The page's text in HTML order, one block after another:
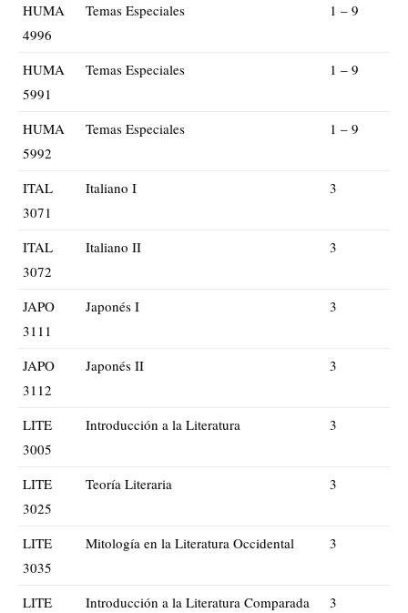
HUMA
4996
Temas Especiales 1 – 9
HUMA
5991
Temas Especiales 1 – 9
HUMA
5992
Temas Especiales 1 – 9
ITAL
3071
Italiano I 3
ITAL
3072
Italiano II 3
JAPO
3111
Japonés I 3
JAPO
3112
Japonés II 3
LITE
3005
Introducción a la Literatura 3
LITE
3025
Teoría Literaria 3
LITE
3035
Mitología en la Literatura Occidental 3
LITE
Introducción a la Literatura Comparada
3